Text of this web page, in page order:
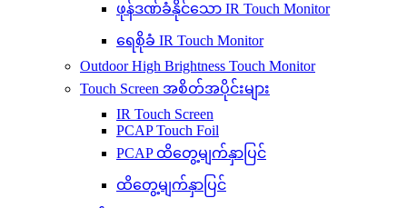
ဖုန်ဒဏ်ခံနိုင်သော IR Touch Monitor
ရေစိုခံ IR Touch Monitor
Outdoor High Brightness Touch Monitor
Touch Screen အစိတ်အပိုင်းများ
IR Touch Screen
PCAP Touch Foil
PCAP ထိတွေ့မျက်နှာပြင်
ထိတွေ့မျက်နှာပြင်